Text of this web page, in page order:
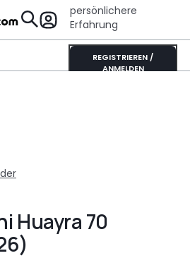
persönlichere
Erfahrung
REGISTRIEREN /
ANMELDEN
Huayra 70